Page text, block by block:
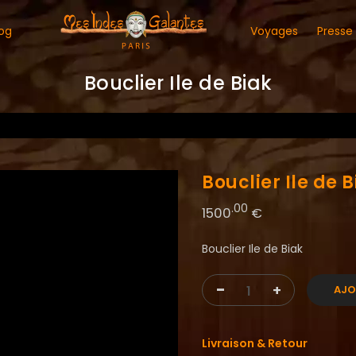
Voyages Presse
Bouclier Ile de Biak
Bouclier Ile de
1500.00 €
Bouclier Ile de Biak
- +
Livraison & Retour